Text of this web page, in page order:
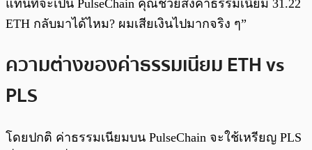
แทนที่จะเป็น PulseChain คุณช่วยส่งค่าธรรมเนียม 31.22
ETH กลับมาได้ไหม? ผมเสียเงินไปมากจริง ๆ”
ความต่างของค่าธรรมเนียม ETH vs
PLS
โดยปกติ ค่าธรรมเนียมบน PulseChain จะใช้เหรียญ PLS